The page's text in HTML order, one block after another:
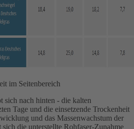
im Seitenbereich
sich nach hinten - die kalten
Tage und die einsetzende Trockenheit
und das Massenwachstum der
die unterstellte Rohfaser-Zunahme